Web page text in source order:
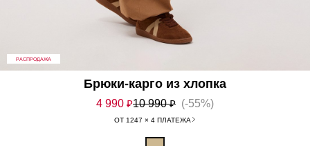
РАСПРОДАЖА
Брюки-карго из хлопка
4 990 ₽10 990₽ (-55%)
ОТ 1247 × 4 ПЛАТЕЖА